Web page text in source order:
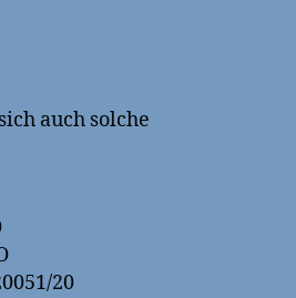
auch solche
20